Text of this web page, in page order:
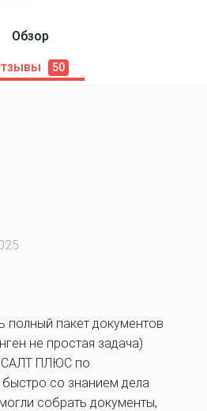
Обзор
50
полный пакет документов
не простая задача)
ПЛЮС по
со знанием дела
собрать документы,